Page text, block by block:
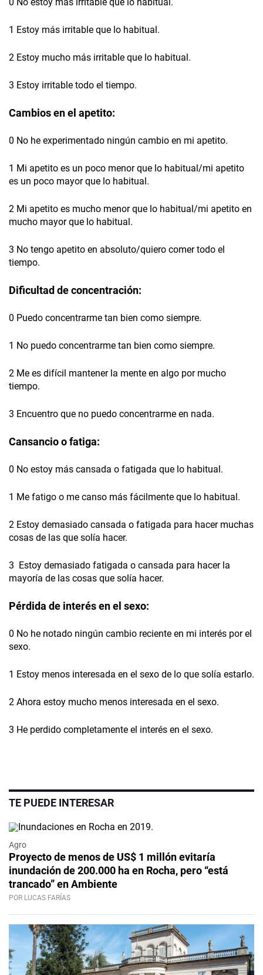
1 Estoy más irritable que lo habitual.
2 Estoy mucho más irritable que lo habitual.
3 Estoy irritable todo el tiempo.
Cambios en el apetito:
0 No he experimentado ningún cambio en mi apetito.
1 Mi apetito es un poco menor que lo habitual/mi apetito
es un poco mayor que lo habitual.
2 Mi apetito es mucho menor que lo habitual/mi apetito en
mucho mayor que lo habitual.
3 No tengo apetito en absoluto/quiero comer todo el
tiempo.
Dificultad de concentración:
0 Puedo concentrarme tan bien como siempre.
1 No puedo concentrarme tan bien como siempre.
2 Me es difícil mantener la mente en algo por mucho
tiempo.
3 Encuentro que no puedo concentrarme en nada.
Cansancio o fatiga:
0 No estoy más cansada o fatigada que lo habitual.
1 Me fatigo o me canso más fácilmente que lo habitual.
2 Estoy demasiado cansada o fatigada para hacer muchas
cosas de las que solía hacer.
3 Estoy demasiado fatigada o cansada para hacer la
mayoría de las cosas que solía hacer.
Pérdida de interés en el sexo:
0 No he notado ningún cambio reciente en mi interés por el
sexo.
1 Estoy menos interesada en el sexo de lo que solía estarlo.
2 Ahora estoy mucho menos interesada en el sexo.
3 He perdido completamente el interés en el sexo.
TE PUEDE INTERESAR
Agro
Proyecto de menos de US$ 1 millón evitaría
inundación de 200.000 ha en Rocha, pero “está
trancado” en Ambiente
POR LUCAS FARÍAS